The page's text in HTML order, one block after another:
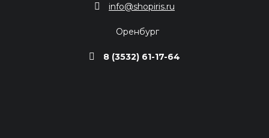
info@shopiris.ru
Оренбург
8 (3532) 61-17-64